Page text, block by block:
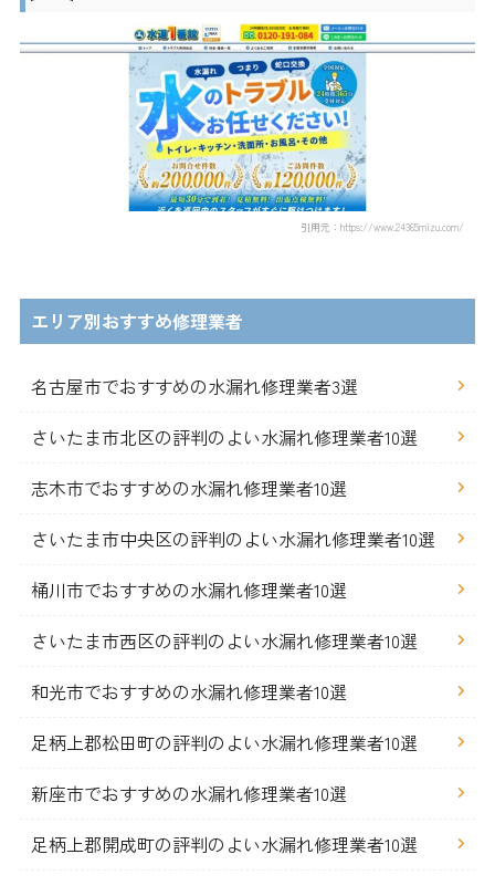
引用元：https://www.24365mizu.com/
エリア別おすすめ修理業者
名古屋市でおすすめの水漏れ修理業者3選
さいたま市北区の評判のよい水漏れ修理業者10選
志木市でおすすめの水漏れ修理業者10選
さいたま市中央区の評判のよい水漏れ修理業者10選
桶川市でおすすめの水漏れ修理業者10選
さいたま市西区の評判のよい水漏れ修理業者10選
和光市でおすすめの水漏れ修理業者10選
足柄上郡松田町の評判のよい水漏れ修理業者10選
新座市でおすすめの水漏れ修理業者10選
足柄上郡開成町の評判のよい水漏れ修理業者10選